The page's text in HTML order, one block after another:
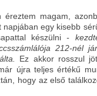
éreztem magam,
napjában egy kisebb
készülni-
212-nél
Ez akkor rosszul
újra teljes értékű
hogy az első